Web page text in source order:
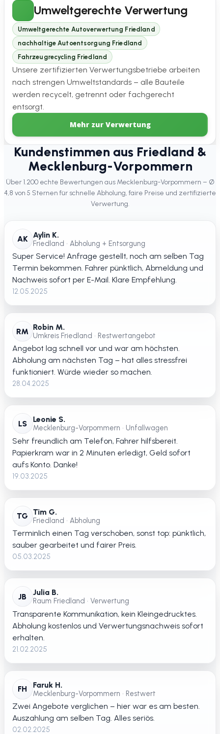
Umweltgerechte Verwertung
Umweltgerechte Autoverwertung Friedland
nachhaltige Autoentsorgung Friedland
Fahrzeugrecycling Friedland
Unsere zertifizierten Verwertungsbetriebe arbeiten
nach strengen Umweltstandards – alle Bauteile
werden recycelt, getrennt oder fachgerecht
entsorgt.
Mehr zur Verwertung
Kundenstimmen aus Friedland &
Mecklenburg-Vorpommern
Über 1.200 echte Bewertungen aus Mecklenburg-Vorpommern – Ø
4,8 von 5 Sternen für schnelle Abholung, faire Preise und zertifizierte
Verwertung.
AK Aylin K.
Friedland • Abholung + Entsorgung
Super Service! Anfrage gestellt, noch am selben Tag
Termin bekommen. Fahrer pünktlich, Abmeldung und
Nachweis sofort per E-Mail. Klare Empfehlung.
12.05.2025
RM Robin M.
Umkreis Friedland • Restwertangebot
Angebot lag schnell vor und war am höchsten.
Abholung am nächsten Tag – hat alles stressfrei
funktioniert. Würde wieder so machen.
28.04.2025
LS Leonie S.
Mecklenburg-Vorpommern • Unfallwagen
Sehr freundlich am Telefon, Fahrer hilfsbereit.
Papierkram war in 2 Minuten erledigt, Geld sofort
aufs Konto. Danke!
19.03.2025
TG Tim G.
Friedland • Abholung
Terminlich einen Tag verschoben, sonst top: pünktlich,
sauber gearbeitet und fairer Preis.
05.03.2025
JB Julia B.
Raum Friedland • Verwertung
Transparente Kommunikation, kein Kleingedrucktes.
Abholung kostenlos und Verwertungsnachweis sofort
erhalten.
21.02.2025
FH Faruk H.
Mecklenburg-Vorpommern • Restwert
Zwei Angebote verglichen – hier war es am besten.
Auszahlung am selben Tag. Alles seriös.
02.02.2025